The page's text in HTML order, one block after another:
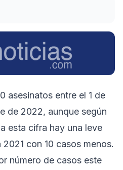
asesinatos entre el 1 de
de 2022, aunque según
esta cifra hay una leve
con 10 casos menos.
número de casos este